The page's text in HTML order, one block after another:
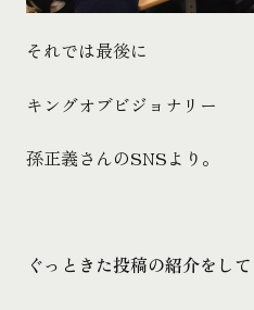
それでは最後に
キングオブビジョナリー
孫正義さんのSNSより。
ぐっときた投稿の紹介をして